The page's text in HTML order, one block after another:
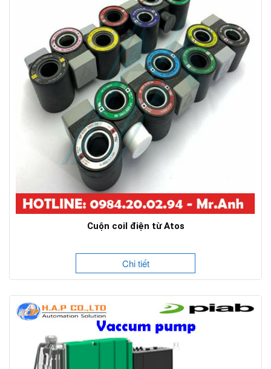
Cuộn coil điện từ Atos
Chi tiết